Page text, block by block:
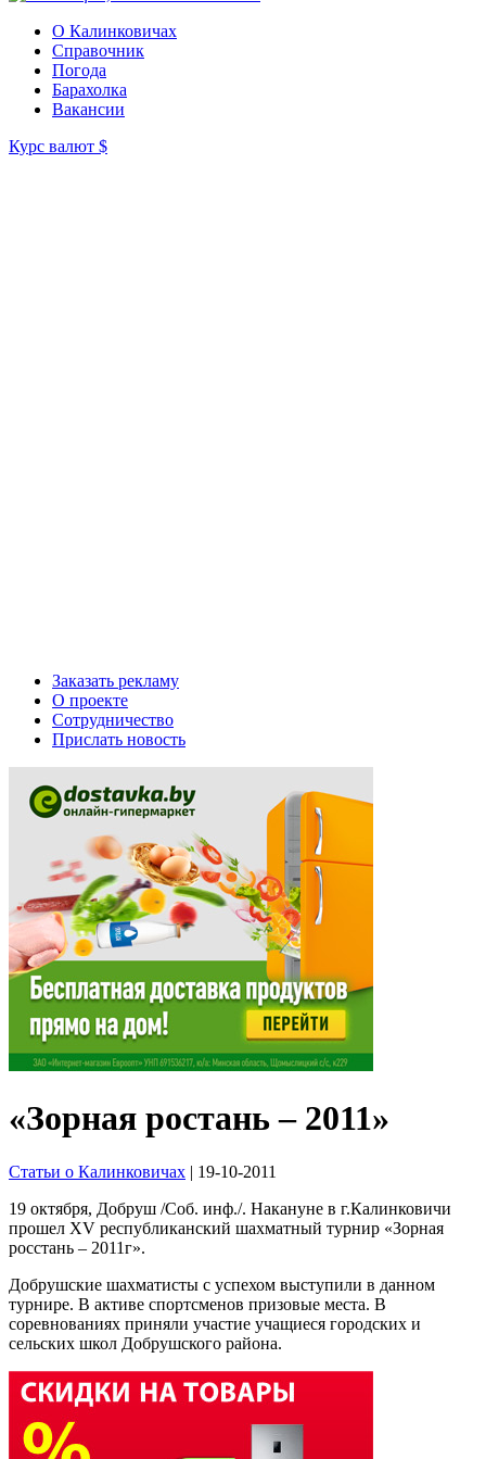
О Калинковичах
Справочник
Погода
Барахолка
Вакансии
Курс валют $
Заказать рекламу
О проекте
Сотрудничество
Прислать новость
«Зорная ростань – 2011»
Статьи о Калинковичах | 19-10-2011
19 октября, Добруш /Соб. инф./. Накануне в г.Калинковичи
прошел XV республиканский шахматный турнир «Зорная
росстань – 2011г».
Добрушские шахматисты с успехом выступили в данном
турнире. В активе спортсменов призовые места. В
соревнованиях приняли участие учащиеся городских и
сельских школ Добрушского района.